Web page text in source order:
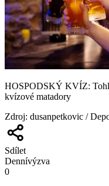
HOSPODSKÝ KVÍZ:
kvízové matadory
Zdroj: dusanpetkovic /
Sdílet
Dennívýzva
0